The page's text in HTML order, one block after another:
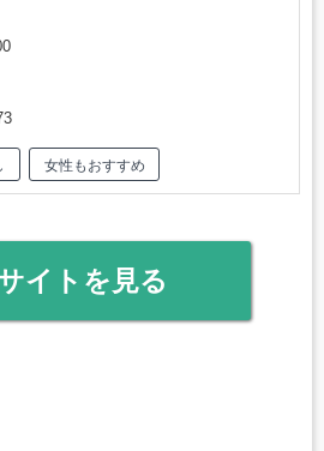
女性もおすすめ
イトを見る